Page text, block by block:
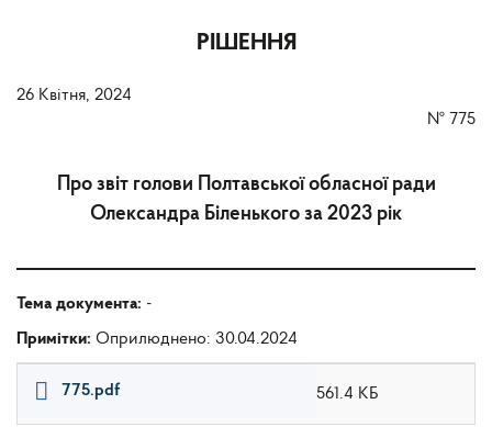
РІШЕННЯ
26 Квітня, 2024
№ 775
Про звіт голови Полтавської обласної ради
Олександра Біленького за 2023 рік
Тема документа: -
Примітки: Оприлюднено: 30.04.2024
775.pdf 561.4 КБ